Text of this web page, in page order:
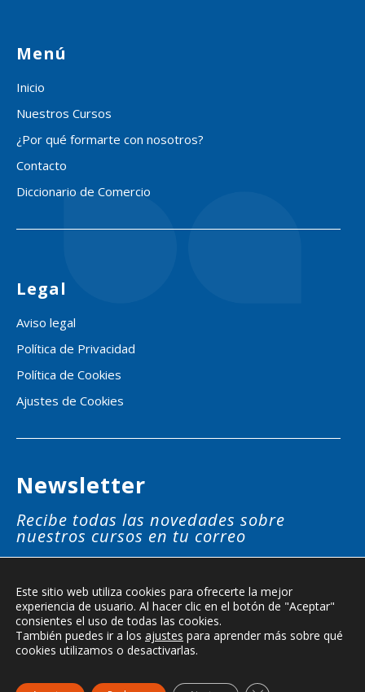
Menú
Inicio
Nuestros Cursos
¿Por qué formarte con nosotros?
Contacto
Diccionario de Comercio
Legal
Aviso legal
Política de Privacidad
Política de Cookies
Ajustes de Cookies
Newsletter
Recibe todas las novedades sobre
nuestros cursos en tu correo
SUSCRÍBETE
Derechos Reservados
Este sitio web utiliza cookies para ofrecerte la mejor
experiencia de usuario. Al hacer clic en el botón de "Aceptar"
consientes el uso de todas las cookies.
También puedes ir a los ajustes para aprender más sobre qué
cookies utilizamos o desactivarlas.